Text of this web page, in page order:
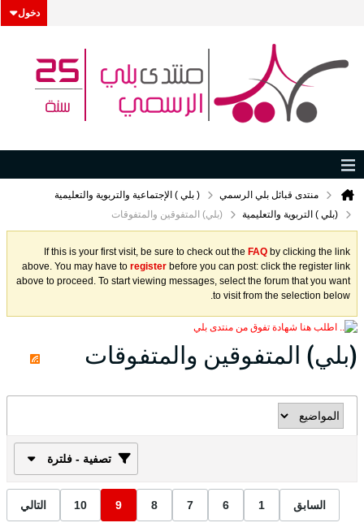
دخول
منتدى قبائل بلي الرسمي
( بلي ) الإجتماعية والتربوية والتعليمية
(بلي ) التربوية والتعليمية
(بلي) المتفوقين والمتفوقات
If this is your first visit, be sure to check out the FAQ by clicking the link
above. You may have to register before you can post: click the register link
above to proceed. To start viewing messages, select the forum that you want
to visit from the selection below.
.. اطلب هنا شهادة تفوق من منتدى بلي
(بلي) المتفوقين والمتفوقات
تصفية - فلترة
السابق 1
6
7
8
9
10 التالي